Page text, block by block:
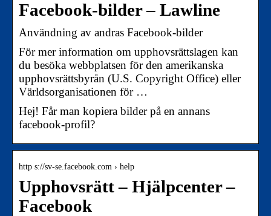
Facebook-bilder – Lawline
Användning av andras Facebook-bilder
För mer information om upphovsrättslagen kan
du besöka webbplatsen för den amerikanska
upphovsrättsbyrån (U.S. Copyright Office) eller
Världsorganisationen för …
Hej! Får man kopiera bilder på en annans
facebook-profil?
http s://sv-se.facebook.com › help
Upphovsrätt – Hjälpcenter –
Facebook